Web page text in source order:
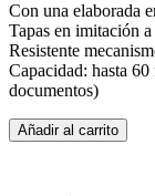
Con una elaborada
Tapas en imitación
Resistente
Capacidad: hasta
documentos)
Añadir al carrito